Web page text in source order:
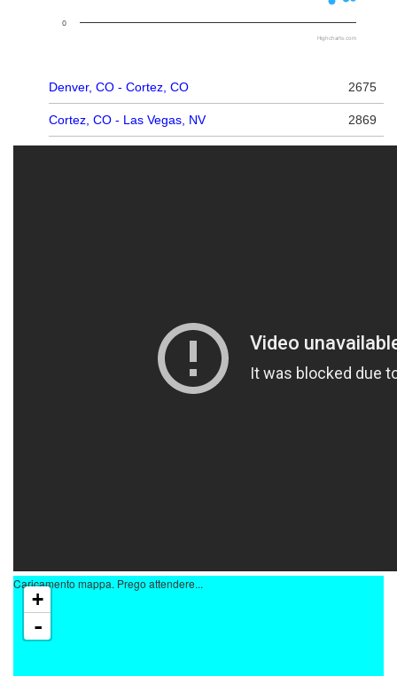
0
Highcharts.com
Denver, CO - Cortez, CO 2675
Cortez, CO - Las Vegas, NV 2869
Caricamento mappa. Prego attendere...
+
-